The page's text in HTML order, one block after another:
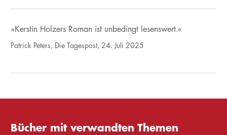
»Kerstin Holzers Roman ist unbedingt lesenswert.«
Patrick Peters, Die Tagespost, 24. Juli 2025
Bücher mit verwandten Themen